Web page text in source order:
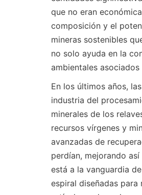
que no eran
composición y el
mineras sostenibles
no solo ayuda en la
ambientales
En los últimos años,
industria del
minerales de los
recursos vírgenes y
avanzadas de
perdían, mejorando
está a la vanguardia
espiral diseñadas